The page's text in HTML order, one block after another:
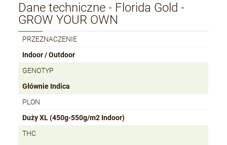
Dane techniczne - Florida Gold -
GROW YOUR OWN
PRZEZNACZENIE
Indoor / Outdoor
GENOTYP
Głównie Indica
PLON
Duży XL (450g-550g/m2 Indoor)
THC